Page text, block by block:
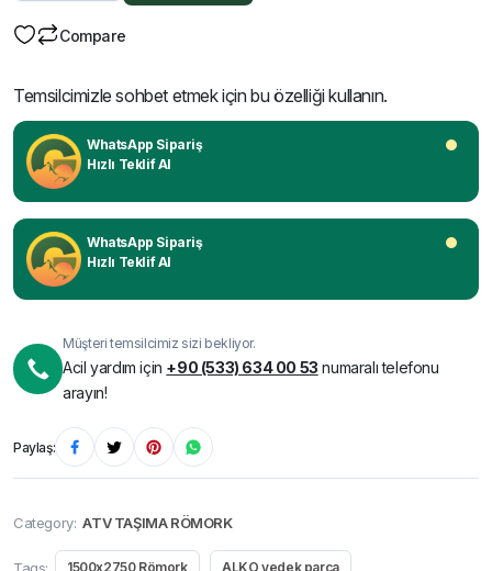
Compare
Temsilcimizle sohbet etmek için bu özelliği kullanın.
WhatsApp Sipariş
Hızlı Teklif Al
WhatsApp Sipariş
Hızlı Teklif Al
Müşteri temsilcimiz sizi bekliyor.
Acil yardım için +90 (533) 634 00 53 numaralı telefonu
arayın!
Paylaş:
Category: ATV TAŞIMA RÖMORK
Tags: 1500x2750 Römork , ALKO yedek parça ,